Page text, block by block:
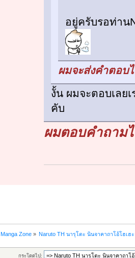
อยู่ครับรอท่าน
ผมจะส่งคำตอบ
งั้น ผมจะตอบเลย
คับ
ผมตอบคำถาม
Manga Zone» Naruto TH นารุโตะ นินจาคาถาโอ้โฮเฮ
กระโดดไป: